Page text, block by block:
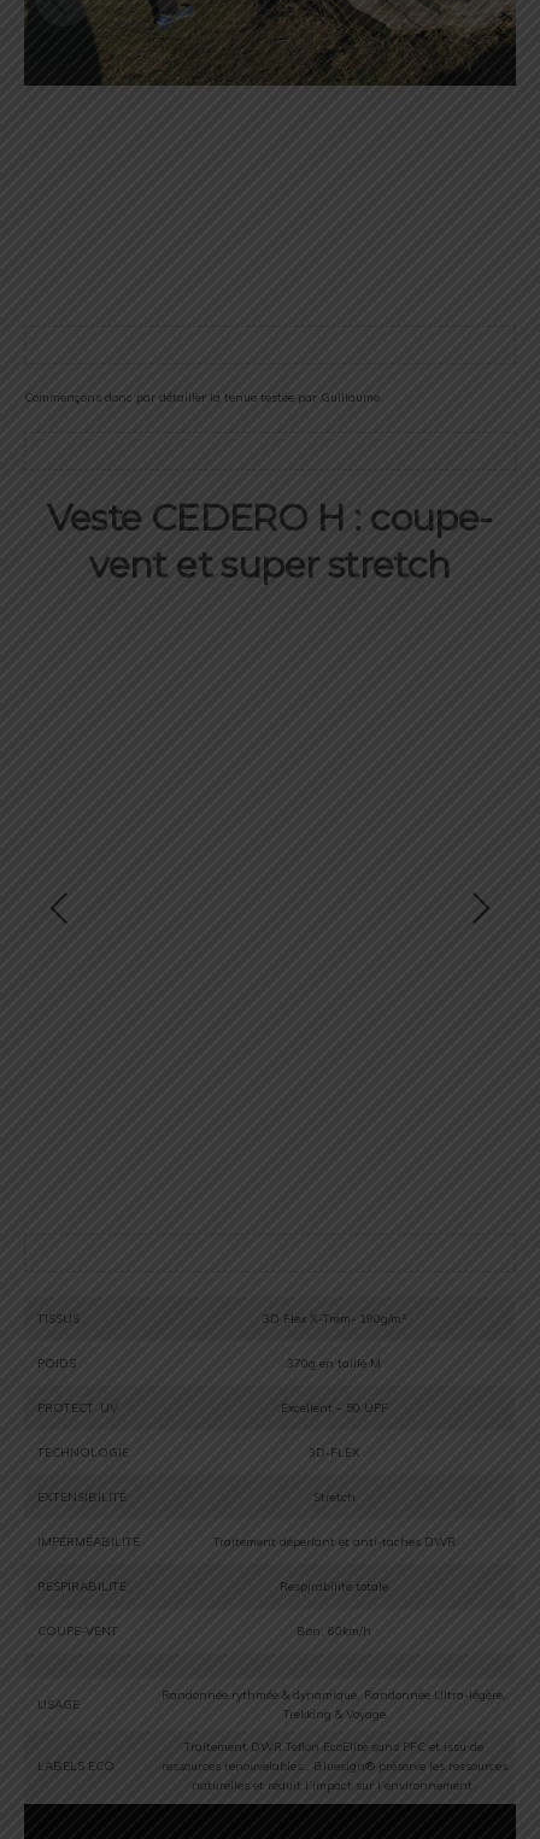
Commençons donc par détailler la tenue testée par Guillaume.
Veste CEDERO H : coupe-
vent et super stretch
TISSUS 3D Flex X-Trem- 190g/m²
POIDS 370g en taille M
PROTECT. UV Excellent – 50 UPF
TECHNOLOGIE 3D-FLEX
EXTENSIBILITÉ Stretch
IMPÉRMÉABILITÉ Traitement déperlant et anti-taches DWR
RESPIRABILITÉ Respirabilité totale
COUPE-VENT Bon, 60km/h
USAGE
Randonnée rythmée & dynamique, Randonnée Ultra-légère,
Trekking & Voyage
LABELS ECO
Traitement DWR Teflon EcoElite sans PFC et issu de
ressources renouvelables., Bluesign® préserve les ressources
naturelles et réduit l’impact sur l’environnement.